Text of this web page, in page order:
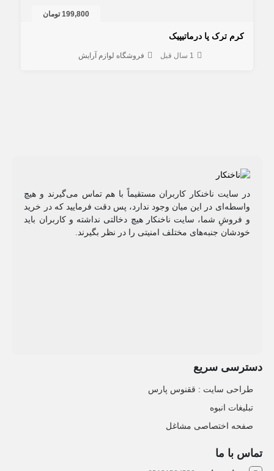
199,800 تومان
کرم ترک پا درماتیپیک
1 سال قبل فروشگاه لوازم آرایش
در سایت ناخنکار کاربران مستقیماً با هم تماس می‌گیرند و هیچ
واسطه‌ای در این میان وجود ندارد، پس دقت فرمایید که در خرید
و فروشِ شما، سایت ناخنکار هیچ دخالتی نداشته و کاربران باید
خودشان جنبه‌های مختلف امنیتی را در نظر بگیرند.
دسترسی سریع
طراحی سایت :‌ ققنوس پارس
تبلیغات انبوه
صفحه اختصاصی مشاغل
تماس با ما